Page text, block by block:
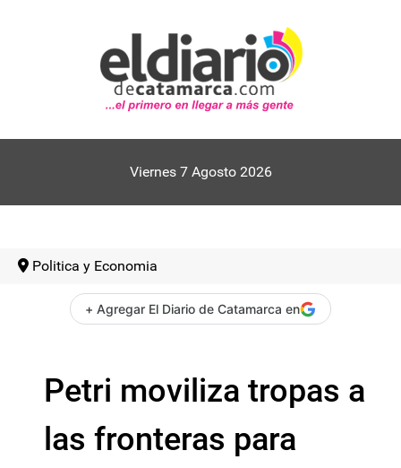
Viernes 7 Agosto 2026
Politica y Economia
+ Agregar El Diario de Catamarca en
Petri moviliza tropas a
las fronteras para